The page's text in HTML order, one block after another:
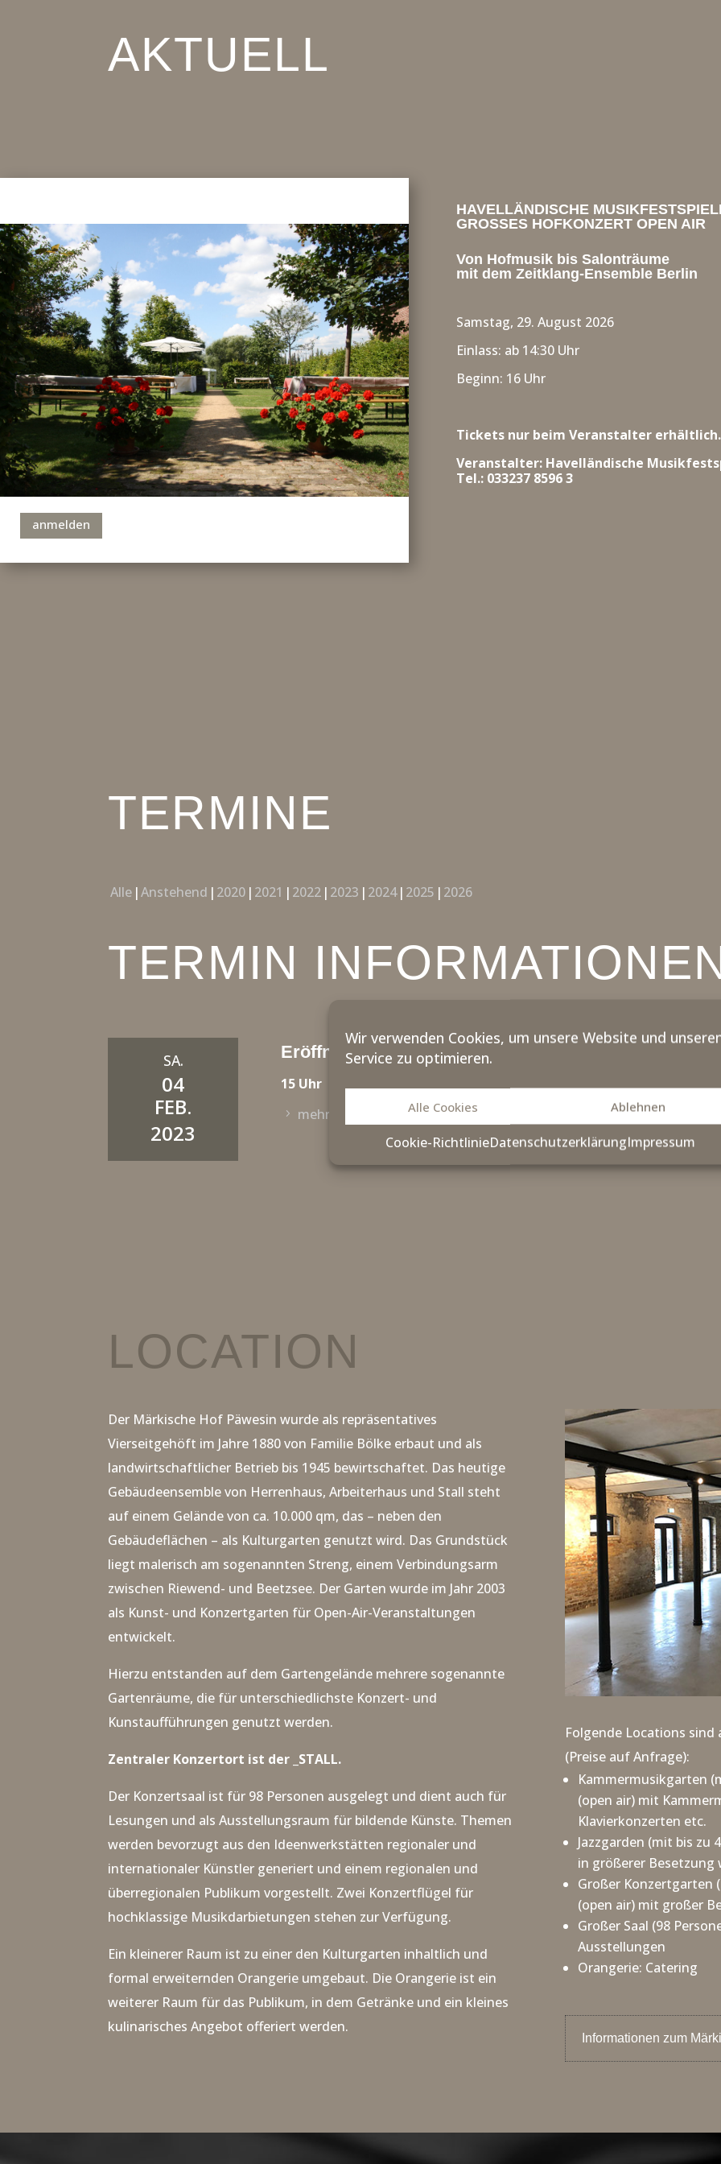
Wir verwenden Cookies, um unsere Website und
Service zu optimieren.
Alle Cookies Ablehnen
Cookie-RichtlinieDatenschutzerklärungImpressum
AKTUELL
anmelden
HAVELLÄNDISCHE
GROSSES HOFKONZERT OPEN AIR
Von Hofmusik bis Salonträume
mit dem Zeitklang-Ensemble Berlin
Samstag, 29. August 2026
Einlass: ab 14:30 Uhr
Beginn: 16 Uhr
Tickets nur beim Veranstalter erhältlich.
Veranstalter: Havelländische
Tel.: 033237 8596 3
TERMINE
Alle Anstehend 2020 2021 2022 2023 2024 2025 2026
TERMIN
SA.
04
FEB.
2023
Eröffnungskonzert 4. Spielzeit 2023
15 Uhr
mehr Informationen
LOCATION
Der Märkische Hof Päwesin wurde als repräsentatives
Vierseitgehöft im Jahre 1880 von Familie Bölke erbaut und als
landwirtschaftlicher Betrieb bis 1945 bewirtschaftet. Das heutige
Gebäudeensemble von Herrenhaus, Arbeiterhaus und Stall steht
auf einem Gelände von ca. 10.000 qm, das – neben den
Gebäudeflächen – als Kulturgarten genutzt wird. Das Grundstück
liegt malerisch am sogenannten Streng, einem Verbindungsarm
zwischen Riewend- und Beetzsee. Der Garten wurde im Jahr 2003
als Kunst- und Konzertgarten für Open-Air-Veranstaltungen
entwickelt.
Hierzu entstanden auf dem Gartengelände mehrere sogenannte
Gartenräume, die für unterschiedlichste Konzert- und
Kunstaufführungen genutzt werden.
Zentraler Konzertort ist der _STALL.
Der Konzertsaal ist für 98 Personen ausgelegt und dient auch für
Lesungen und als Ausstellungsraum für bildende Künste. Themen
werden bevorzugt aus den Ideenwerkstätten regionaler und
internationaler Künstler generiert und einem regionalen und
überregionalen Publikum vorgestellt. Zwei Konzertflügel für
hochklassige Musikdarbietungen stehen zur Verfügung.
Ein kleinerer Raum ist zu einer den Kulturgarten inhaltlich und
formal erweiternden Orangerie umgebaut. Die Orangerie ist ein
weiterer Raum für das Publikum, in dem Getränke und ein kleines
kulinarisches Angebot offeriert werden.
Folgende Locations sind
(Preise auf Anfrage):
Kammermusikgarten
(open air) mit
Klavierkonzerten etc.
Jazzgarden (mit bis zu
in größerer Besetzung
Großer Konzertgarten
(open air) mit großer
Großer Saal (98
Ausstellungen
Orangerie: Catering
Informationen zum